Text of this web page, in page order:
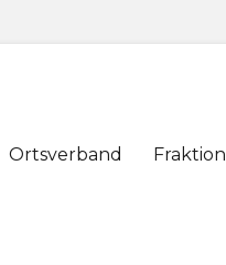
Ortsverband Fraktion